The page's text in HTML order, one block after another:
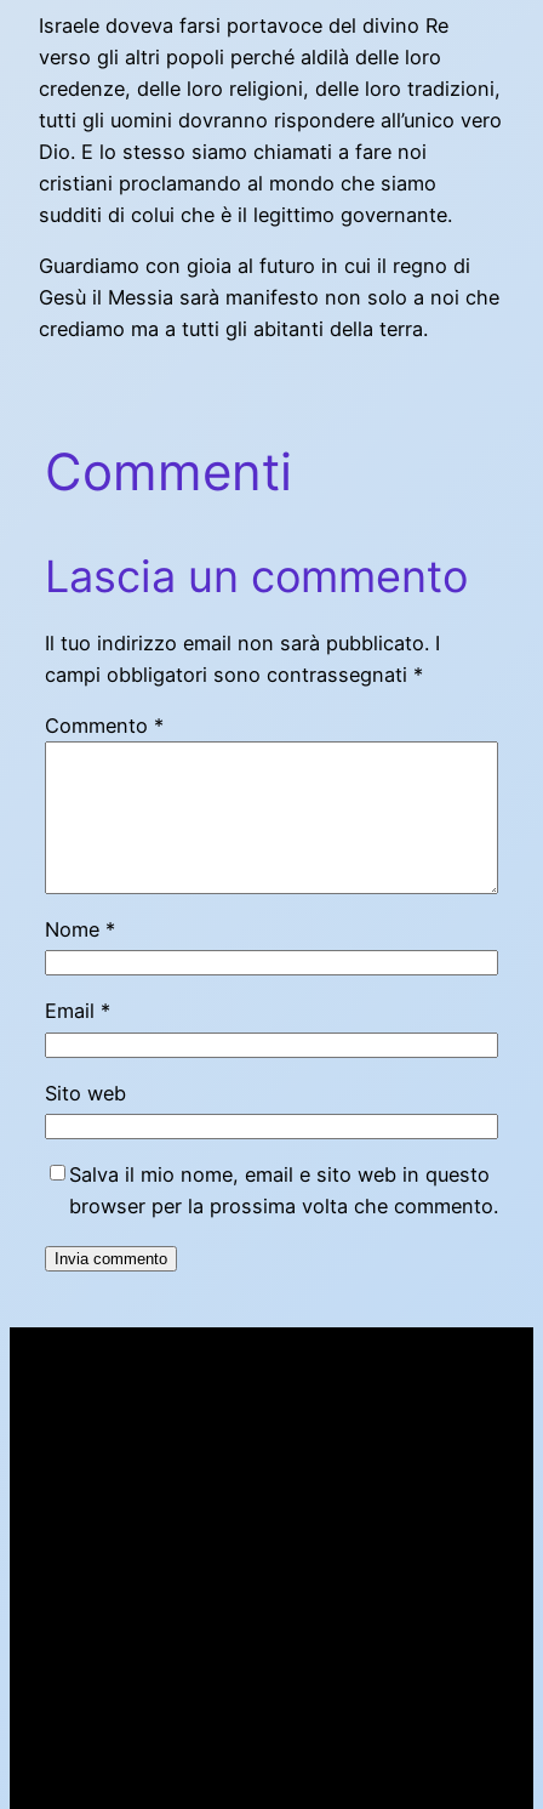
Israele doveva farsi portavoce del divino Re
verso gli altri popoli perché aldilà delle loro
credenze, delle loro religioni, delle loro tradizioni,
tutti gli uomini dovranno rispondere all’unico vero
Dio. E lo stesso siamo chiamati a fare noi
cristiani proclamando al mondo che siamo
sudditi di colui che è il legittimo governante.
Guardiamo con gioia al futuro in cui il regno di
Gesù il Messia sarà manifesto non solo a noi che
crediamo ma a tutti gli abitanti della terra.
Commenti
Lascia un commento
Il tuo indirizzo email non sarà pubblicato. I
campi obbligatori sono contrassegnati *
Commento *
Nome *
Email *
Sito web
Salva il mio nome, email e sito web in questo
browser per la prossima volta che commento.